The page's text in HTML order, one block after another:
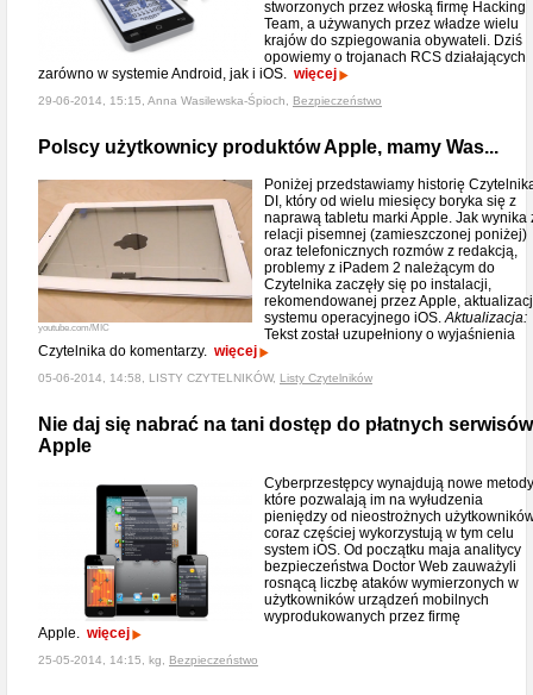
stworzonych przez włoską firmę Hacking
Team, a używanych przez władze wielu
krajów do szpiegowania obywateli. Dziś
opowiemy o trojanach RCS działających
zarówno w systemie Android, jak i iOS. więcej
29-06-2014, 15:15, Anna Wasilewska-Śpioch, Bezpieczeństwo
Polscy użytkownicy produktów Apple, mamy Was...
youtube.com/MIC
Poniżej przedstawiamy historię
DI, który od wielu miesięcy boryka się z
naprawą tabletu marki Apple. Jak wynika
relacji pisemnej (zamieszczonej poniżej)
oraz telefonicznych rozmów z redakcją,
problemy z iPadem 2 należącym do
Czytelnika zaczęły się po instalacji,
rekomendowanej przez Apple,
systemu operacyjnego iOS.Aktualizacja:
Tekst został uzupełniony o wyjaśnienia
Czytelnika do komentarzy. więcej
05-06-2014, 14:58, LISTY CZYTELNIKÓW, Listy Czytelników
Nie daj się nabrać na tani dostęp do płatnych serwisów
Apple
Cyberprzestępcy wynajdują nowe
które pozwalają im na wyłudzenia
pieniędzy od nieostrożnych
coraz częściej wykorzystują w tym celu
system iOS. Od początku maja analitycy
bezpieczeństwa Doctor Web zauważyli
rosnącą liczbę ataków wymierzonych w
użytkowników urządzeń mobilnych
wyprodukowanych przez firmę
Apple. więcej
25-05-2014, 14:15, kg, Bezpieczeństwo